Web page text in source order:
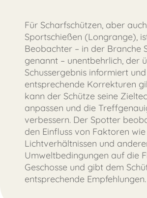
Für Scharfschützen, aber
Sportschießen (Longrange),
Beobachter – in der Branche
genannt – unentbehrlich, der
Schussergebnis informiert und
entsprechende Korrekturen
kann der Schütze seine
anpassen und die
verbessern. Der Spotter
den Einfluss von Faktoren
Lichtverhältnissen und
Umweltbedingungen auf die
Geschosse und gibt dem
entsprechende Empfehlungen.